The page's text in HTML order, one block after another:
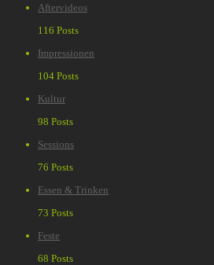
Aftervideos
116 Posts
Impressionen
104 Posts
Kultur
98 Posts
Sessions
76 Posts
Essen & Trinken
73 Posts
Feste
68 Posts